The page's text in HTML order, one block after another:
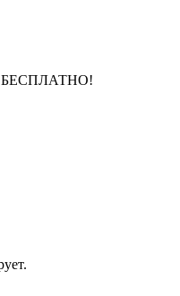
БЕСПЛАТНО!